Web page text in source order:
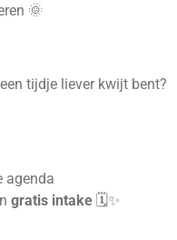
🌞
tijdje liever kwijt bent?
agenda
gratis intake 🗓️✨